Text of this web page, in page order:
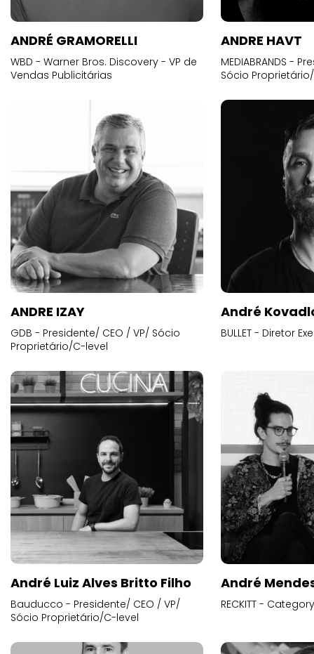
ANDRÉ GRAMORELLI
WBD - Warner Bros. Discovery - VP de
Vendas Publicitárias
ANDRE HAVT
MEDIABRANDS -
Sócio
ANDRE IZAY
GDB - Presidente/ CEO / VP/ Sócio
Proprietário/C-level
André
BULLET - Diretor
André Luiz Alves Britto Filho
Bauducco - Presidente/ CEO / VP/
Sócio Proprietário/C-level
André
RECKITT -